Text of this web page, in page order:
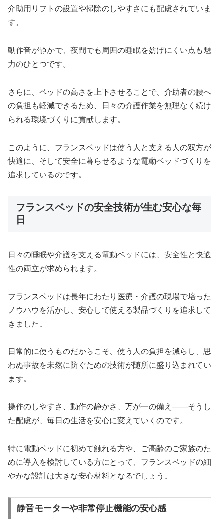
介助用リフトの設置や掃除のしやすさにも配慮されていま
す。
動作音が静かで、夜間でも周囲の睡眠を妨げにくい点も魅
力のひとつです。
さらに、ベッドの高さを上下させることで、介助者の腰へ
の負担も軽減できるため、日々の介護作業を無理なく続け
られる環境づくりに貢献します。
このように、フランスベッドは使う人と支える人の双方が
快適に、そして安全に暮らせるような電動ベッドづくりを
追求しているのです。
フランスベッドの安全技術が生む安心な毎
日
日々の睡眠や介護を支える電動ベッドには、安全性と快適
性の両立が求められます。
フランスベッドは長年にわたり医療・介護の現場で培った
ノウハウを活かし、安心して使える製品づくりを追求して
きました。
日常的に使うものだからこそ、使う人の負担を減らし、思
わぬ事故を未然に防ぐための技術が随所に盛り込まれてい
ます。
操作のしやすさ、動作の静かさ、万が一の備え――そうし
た配慮が、毎日の生活を安心に変えていくのです。
特に電動ベッドに初めて触れる方や、ご高齢のご家族のた
めに導入を検討している方にとって、フランスベッドの細
やかな設計は大きな安心材料となるでしょう。
静音モーターや非常停止機能の安心感